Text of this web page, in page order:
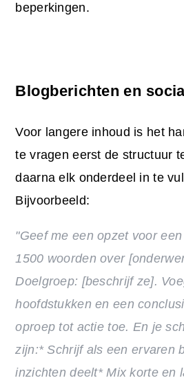
beperkingen.
Blogberichten en
Voor langere inhoud is het
te vragen eerst de structuur
daarna elk onderdeel in te
Bijvoorbeeld:
"Geef me een opzet voor
1500 woorden over
Doelgroep: [beschrijf ze].
hoofdstukken en een
oproep tot actie toe. En je
zijn:* Schrijf als een ervaren
inzichten deelt*Mix korte en